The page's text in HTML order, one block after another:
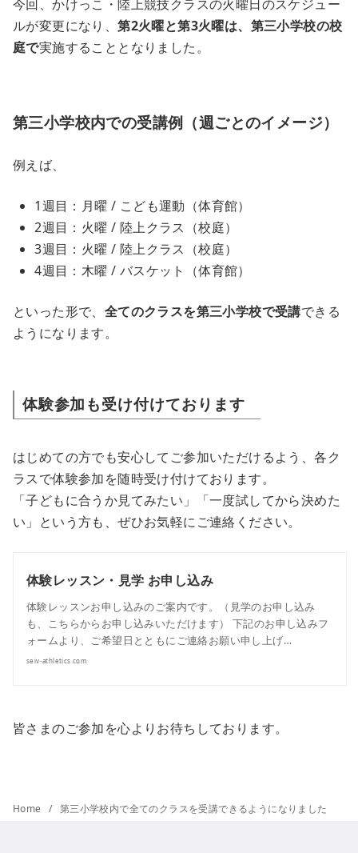
今回、かけっこ・陸上競技クラスの火曜日のスケジュー
ルが変更になり、第2火曜と第3火曜は、第三小学校の校
庭で実施することとなりました。
第三小学校内での受講例（週ごとのイメージ）
例えば、
1週目：月曜 / こども運動（体育館）
2週目：火曜 / 陸上クラス（校庭）
3週目：火曜 / 陸上クラス（校庭）
4週目：木曜 / バスケット（体育館）
といった形で、 全てのクラスを第三小学校で受講できる
ようになります。
体験参加も受け付けております
はじめての方でも安心してご参加いただけるよう、各ク
ラスで体験参加を随時受け付けております。
「子どもに合うか見てみたい」「一度試してから決めた
い」という方も、ぜひお気軽にご連絡ください。
体験レッスン・見学 お申し込み
体験レッスンお申し込みのご案内です。（見学のお申し込み
も、こちらからお申し込みいただけます） 下記のお申し込みフ
ォームより、ご希望日とともにご連絡お願い申し上げ…
seiv-athletics.com
皆さまのご参加を心よりお待ちしております。
Home 第三小学校内で全てのクラスを受講できるようになりました